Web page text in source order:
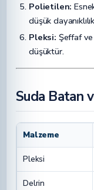
Polietilen:
düşük
Pleksi: Şeffaf ve
düşüktür.
Suda Batan
Malzeme
Pleksi
Delrin